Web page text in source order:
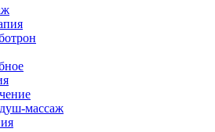
массаж